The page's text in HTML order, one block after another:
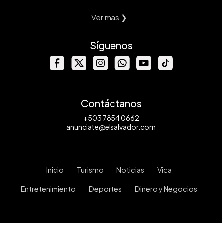
Ver mas ❯
Síguenos
Contáctanos
+503 7854 0662
anunciate@elsalvador.com
Inicio Turismo Noticias Vida
Entretenimiento Deportes Dinero y Negocios